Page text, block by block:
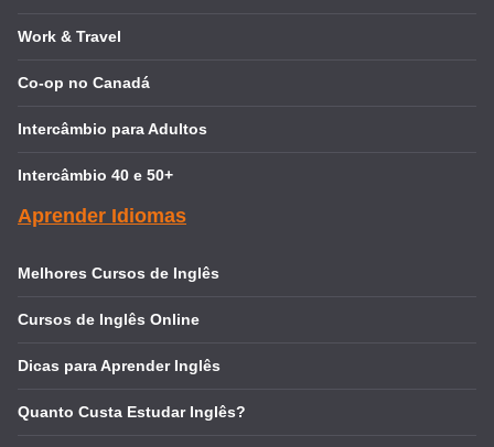
Work & Travel
Co-op no Canadá
Intercâmbio para Adultos
Intercâmbio 40 e 50+
Aprender Idiomas
Melhores Cursos de Inglês
Cursos de Inglês Online
Dicas para Aprender Inglês
Quanto Custa Estudar Inglês?